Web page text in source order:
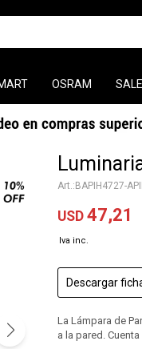
OSRAM SALE
BAPIH4727-
USD 47,21
Descargar
La Lámpara de
a la pared.